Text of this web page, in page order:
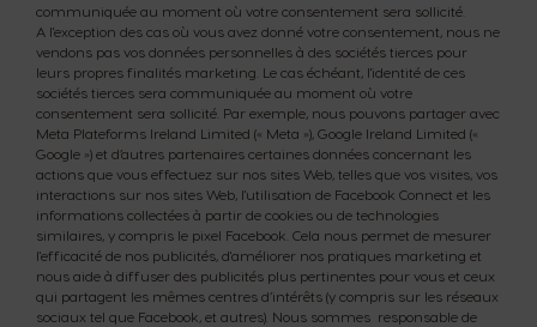
communiquée au moment où votre consentement sera sollicité.
A l'exception des cas où vous avez donné votre consentement, nous ne
vendons pas vos données personnelles à des sociétés tierces pour
leurs propres finalités marketing. Le cas échéant, l'identité de ces
sociétés tierces sera communiquée au moment où votre
consentement sera sollicité. Par exemple, nous pouvons partager avec
Meta Plateforms Ireland Limited (« Meta »), Google Ireland Limited («
Google ») et d’autres partenaires certaines données concernant les
actions que vous effectuez sur nos sites Web, telles que vos visites, vos
interactions sur nos sites Web, l'utilisation de Facebook Connect et les
informations collectées à partir de cookies ou de technologies
similaires, y compris le pixel Facebook. Cela nous permet de mesurer
l'efficacité de nos publicités, d'améliorer nos pratiques marketing et
nous aide à diffuser des publicités plus pertinentes pour vous et ceux
qui partagent les mêmes centres d’intérêts (y compris sur les réseaux
sociaux tel que Facebook, et autres). Nous sommes responsable de